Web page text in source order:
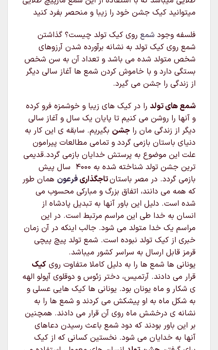
میتوانید کیک جشن خود را زیبا و منحصر بفرد کنید
فلسفه وجود شمع روی کیک تولد چیست؟ گذاشتن
شمع روی کیک تولد به نشانه برآورده شدن آرزوهای
شخص متولد شده می باشد و تعداد آن به سن شخص
بستگی دارد و با خاموش کردن شمع ها آغاز سالی دیگر
از زندگی را جشن می گیرد.
شمع های تولد را در کیک های زیبا و خوشمزه فرو کرده
و آنها را روشن می کنیم تا پایان یک سال و آغاز سالی
دیگر از زندگی مان را جشن بگیریم. سابقه ی این کار به
دنیای باستان بازمی گردد و تمامی مطالعات پیرامون
علت این موضوع به پرستش خدایان بازمی گردد.قدیمی
ترین جشن تولد شناخته شده به ۴۰۰۰ سال پیش
بازمی گردد. در مصر باستانتاجگذاریفرعون همان طور
که همه می دانند، اتفاق بزرگ و مبارکی محسوب می
شده است. دلیل این باور آنها به تبدیل پادشاه از
انسان به خدا طی این مراسم مرتبط است. در این
مراسم یک خدا متولد می شود. جالب اینکه در آن زمان
خبری از کیک تولد نبوده است. شمع تولد پیچ پیچی
قرمز قابل ارسال به سراسر کشور میباشد.
یونانی ها شمع ها را به دلیل کاملا متفاوت روی کیک
قرار می دادند. آرتمیس، دختر زئوس و دوقلوی آپولو الهه
ی شکار و ماه یونان بود. یونانی ها کیک هایی عسلی و
به شکل ماه به او پیشکش می کردند و شمع ها را به
نشانه ی درخشش ماه روی آن قرار می دادند. همچنین
بر این باور بودند که دود شمع باعث رسیدن دعاهای
آنها به خدایان می شود. نخستین کسانی که از کیک